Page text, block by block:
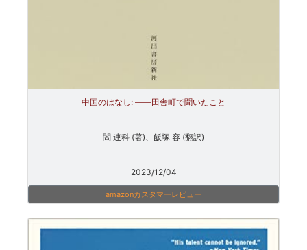
中国のはなし: ――田舎町で聞いたこと
閻 連科 (著)、飯塚 容 (翻訳)
2023/12/04
amazonカスタマーレビュー